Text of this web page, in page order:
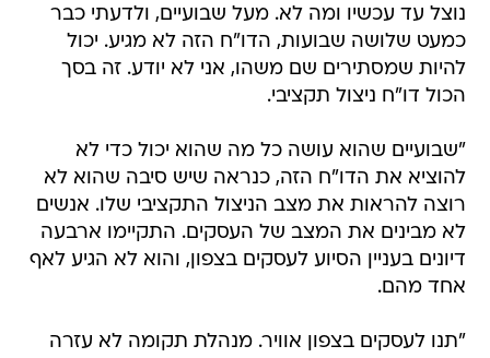
נוצל עד עכשיו ומה לא. מעל שבועיים, ולדעתי כבר
כמעט שלושה שבועות, הדו"ח הזה לא מגיע. יכול
להיות שמסתירים שם משהו, אני לא יודע. זה בסך
הכול דו"ח ניצול תקציבי.
"שבועיים שהוא עושה כל מה שהוא יכול כדי לא
להוציא את הדו"ח הזה, כנראה שיש סיבה שהוא לא
רוצה להראות את מצב הניצול התקציבי שלו. אנשים
לא מבינים את המצב של העסקים. התקיימו ארבעה
דיונים בעניין הסיוע לעסקים בצפון, והוא לא הגיע לאף
אחד מהם.
"תנו לעסקים בצפון אוויר. מנהלת תקומה לא עזרה